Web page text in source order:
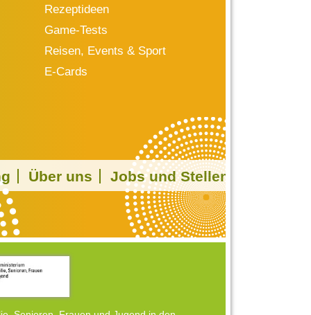
Rezeptideen
Game-Tests
Reisen, Events & Sport
E-Cards
Über uns Jobs und Stellen